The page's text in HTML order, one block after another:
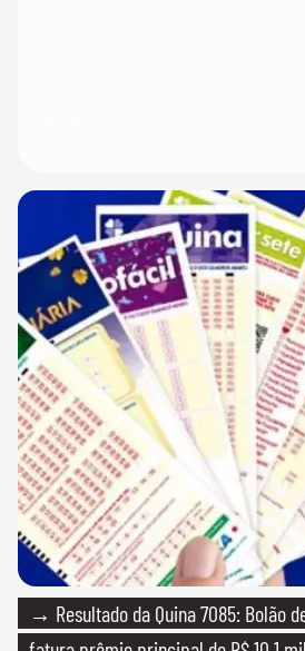
→ Resultado da Quina 7085: Bolão